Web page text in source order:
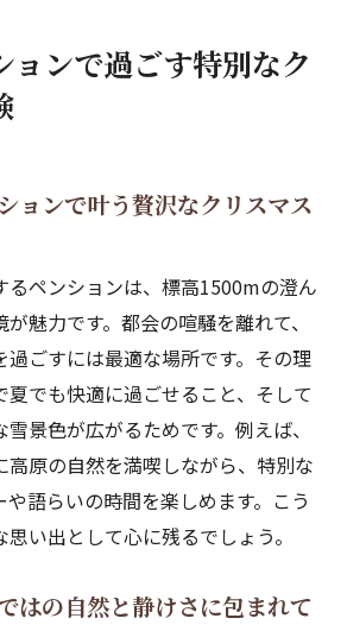
で味わう心温まるクリスマスの
とペンションで作る思い出のク
ナが魅力の峰の原高原ペンショ
のアウトドアサウナで高原の癒
で同時に楽しめるサウナの魅力
はの爽快感を味わう特別なサウ
ョンで過ごす特別なク
ョンで叶う贅沢なクリスマス
るペンションは、標高1500mの澄ん
魅力です。都会の喧騒を離れて、
過ごすには最適な場所です。その理
夏でも快適に過ごせること、そして
景色が広がるためです。例えば、
高原の自然を満喫しながら、特別な
語らいの時間を楽しめます。こう
い出として心に残るでしょう。
はの自然と静けさに包まれて